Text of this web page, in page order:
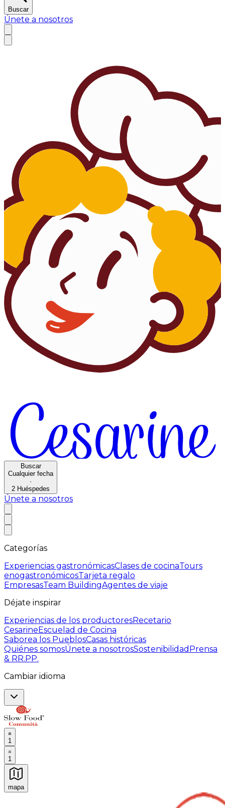
Buscar
Únete a nosotros
Buscar
Cualquier fecha
·
2 Huéspedes
Únete a nosotros
Categorías
Experiencias gastronómicasClases de cocinaTours
enogastronómicosTarjeta regalo
EmpresasTeam BuildingAgentes de viaje
Déjate inspirar
Experiencias de los productoresRecetario
CesarineEscuelad de Cocina
Saborea los PueblosCasas históricas
Quiénes somosÚnete a nosotrosSostenibilidad Prensa
& RR.PP.
Cambiar idioma
1
1
mapa
Experiencias culinarias inolvidables: Experiencias